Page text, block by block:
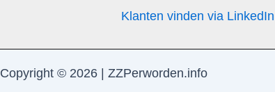
Klanten vinden via
Copyright © 2026 | ZZPerworden.info